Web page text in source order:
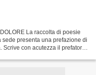
La raccolta di poesie
presenta una prefazione di
con acutezza il prefatore